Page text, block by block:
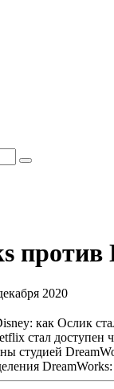
2020
стал доступен
студией